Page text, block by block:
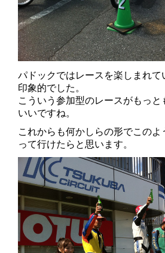
パドックではレースを楽しまれて
印象的でした。
こういう参加型のレースがもっと
いいですね。
これからも何かしらの形でこの
って行けたらと思います。